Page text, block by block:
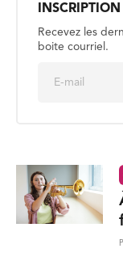
Recevez les
boite courriel.